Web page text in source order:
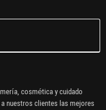
cosmética y cuidado
nuestros clientes las mejores